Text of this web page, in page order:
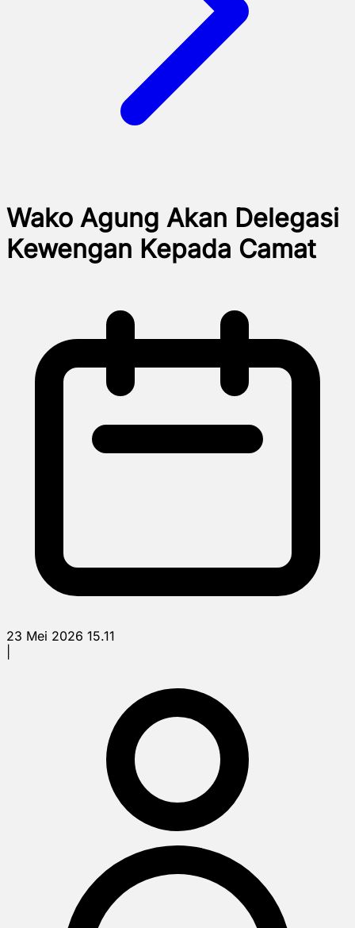
Wako Agung Akan Delegasi
Kewengan Kepada Camat
23 Mei 2026 15.11